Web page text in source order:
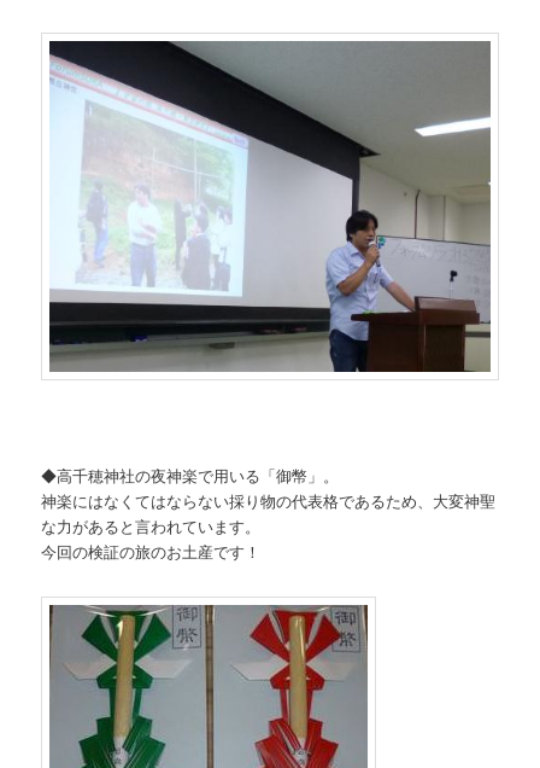
◆高千穂神社の夜神楽で用いる「御幣」。
神楽にはなくてはならない採り物の代表格であるため、大変神聖
な力があると言われています。
今回の検証の旅のお土産です！